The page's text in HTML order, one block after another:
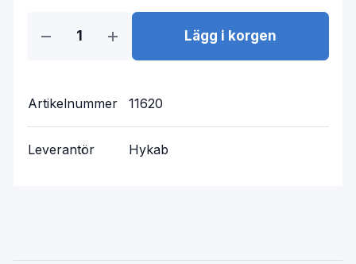
Lägg i korgen
Artikelnummer 11620
Leverantör Hykab